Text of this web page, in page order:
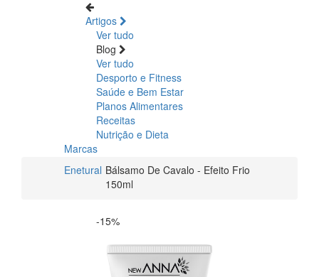
Artigos
Ver tudo
Blog
Ver tudo
Desporto e Fitness
Saúde e Bem Estar
Planos Alimentares
Receitas
Nutrição e Dieta
Marcas
Enetural Bálsamo De Cavalo - Efeito Frio
150ml
-15%